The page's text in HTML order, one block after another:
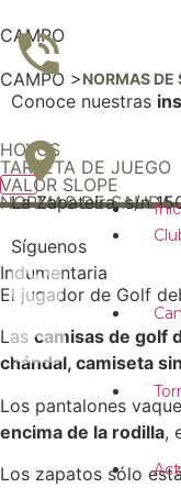
981 28 52 00
La Zapateira, s/n
Síguenos
Conoce nuestras
CAMPO
CAMPO
CAMPO >NORMAS DE
HOYOS
TARJETA DE JUEGO
VALOR SLOPE
NORMAS DE SALIDA
Indumentaria
El jugador de Golf
Las camisas de golf
chándal, camiseta
Los pantalones
encima de la rodilla,
Los zapatos sólo